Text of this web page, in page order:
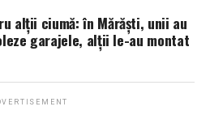
alții ciumă: în Mărăști, unii au
garajele, alții le-au montat